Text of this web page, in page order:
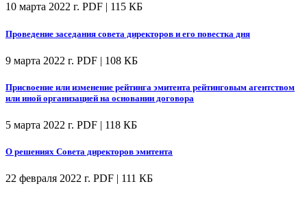
10 марта 2022 г. PDF | 115 КБ
Проведение заседания совета директоров и его повестка дня
9 марта 2022 г. PDF | 108 КБ
Присвоение или изменение рейтинга эмитента рейтинговым агентством
или иной организацией на основании договора
5 марта 2022 г. PDF | 118 КБ
О решениях Совета директоров эмитента
22 февраля 2022 г. PDF | 111 КБ